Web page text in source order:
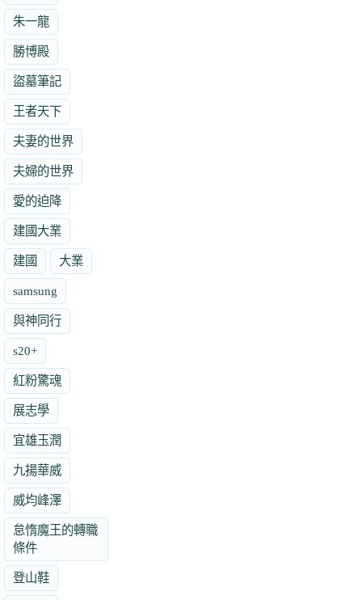
朱一龍
勝博殿
盜墓筆記
王者天下
夫妻的世界
夫婦的世界
愛的迫降
建國大業
建國 大業
samsung
與神同行
s20+
紅粉驚魂
展志學
宜雄玉潤
九揚華威
威均峰澤
怠惰魔王的轉職
條件
登山鞋